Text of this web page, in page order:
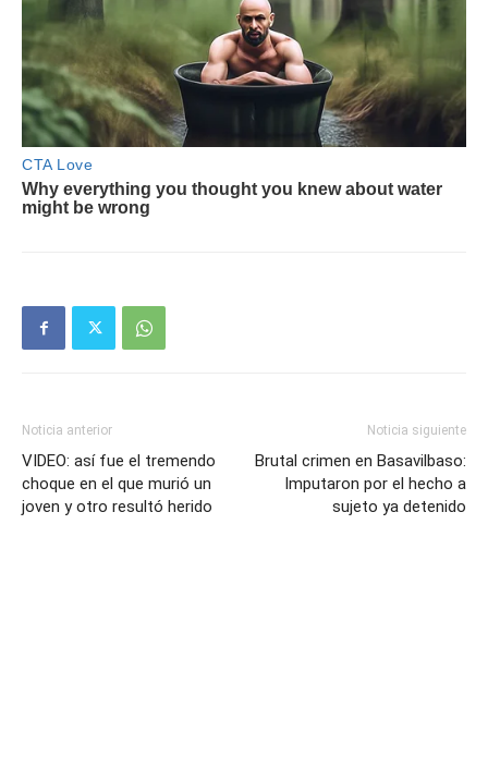
Noticia anterior
VIDEO: así fue el tremendo
choque en el que murió un
joven y otro resultó herido
Noticia siguiente
Brutal crimen en Basavilbaso:
Imputaron por el hecho a
sujeto ya detenido